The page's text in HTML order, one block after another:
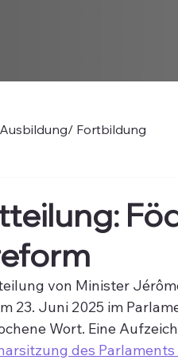
Ausbildung/ Fortbildung
von Minister
23. Juni 2025 im
Wort. Eine
des